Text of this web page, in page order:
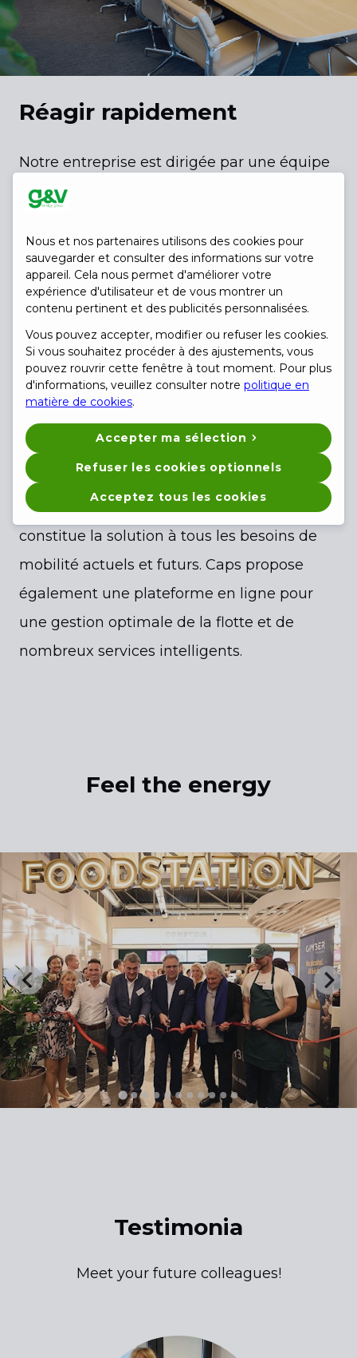
Réagir rapidement
Notre entreprise est dirigée par une équipe
énergique de quelque 55 personnes au
», ce qui nous permet d'avancer à la vitesse
de l'éclair. Grâce à notre structure
horizontale, nous optimisons les processus
de travail dans la mesure du possible, afin
d'être toujours prêts pour l'étape suivante.
Un autre pilier important de notre groupe
est la carte de carburant et de recharge
multimarque Caps. Elle donne accès à un
réseau de plus de 3 000 stations-service et
450 000 points de recharge en Europe et
constitue la solution à tous les besoins de
mobilité actuels et futurs. Caps propose
également une plateforme en ligne pour
une gestion optimale de la flotte et de
nombreux services intelligents.
Feel the energy
Testimonia
Meet your future colleagues!
Nous et nos partenaires utilisons des cookies pour
sauvegarder et consulter des informations sur votre
appareil. Cela nous permet d'améliorer votre
expérience d'utilisateur et de vous montrer un
contenu pertinent et des publicités personnalisées.
Vous pouvez accepter, modifier ou refuser les cookies.
Si vous souhaitez procéder à des ajustements, vous
pouvez rouvrir cette fenêtre à tout moment. Pour plus
d'informations, veuillez consulter notre politique en
matière de cookies.
Accepter ma sélection
Refuser les cookies optionnels
Acceptez tous les cookies